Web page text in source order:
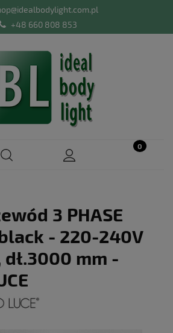
+48 660 808 853
3 PHASE
- 220-240V
mm -